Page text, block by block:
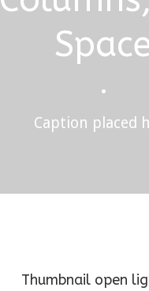
•
Caption placed
Thumbnail open